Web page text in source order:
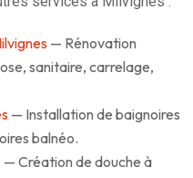
— Rénovation
sanitaire, carrelage,
— Installation de baignoires
balnéo.
— Création de douche à